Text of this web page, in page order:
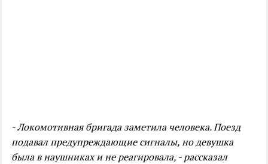
- Локомотивная бригада заметила человека. Поезд
подавал предупреждающие сигналы, но девушка
была в наушниках и не реагировала, - рассказал